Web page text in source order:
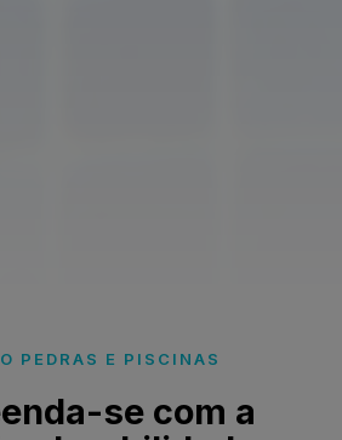
PEDRAS E PISCINAS
se com a